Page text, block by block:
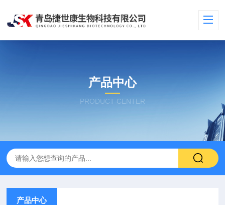
产品中心
PRODUCT CENTER
产品中心